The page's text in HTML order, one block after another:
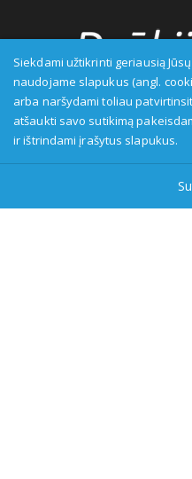
Transliuotojas: VšĮ Alytaus
149916583, adresas: Kranto
www.etikoskomisija.lt.
būti teikiama Lietuvos radijo
Siekdami užtikrinti geriausią
naudojame slapukus (angl.
arba naršydami toliau
atšaukti savo sutikimą
ir ištrindami įrašytus slapukus.